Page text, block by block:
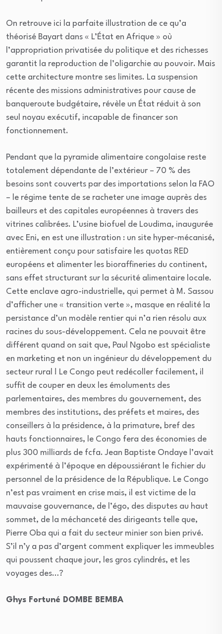
On retrouve ici la parfaite illustration de ce qu’a
théorisé Bayart dans « L’État en Afrique » où
l’appropriation privatisée du politique et des richesses
garantit la reproduction de l’oligarchie au pouvoir. Mais
cette architecture montre ses limites. La suspension
récente des missions administratives pour cause de
banqueroute budgétaire, révèle un État réduit à son
seul noyau exécutif, incapable de financer son
fonctionnement.
Pendant que la pyramide alimentaire congolaise reste
totalement dépendante de l’extérieur – 70 % des
besoins sont couverts par des importations selon la FAO
– le régime tente de se racheter une image auprès des
bailleurs et des capitales européennes à travers des
vitrines calibrées. L’usine biofuel de Loudima, inaugurée
avec Eni, en est une illustration : un site hyper-mécanisé,
entièrement conçu pour satisfaire les quotas RED
européens et alimenter les bioraffineries du continent,
sans effet structurant sur la sécurité alimentaire locale.
Cette enclave agro-industrielle, qui permet à M. Sassou
d’afficher une « transition verte », masque en réalité la
persistance d’un modèle rentier qui n’a rien résolu aux
racines du sous-développement. Cela ne pouvait être
différent quand on sait que, Paul Ngobo est spécialiste
en marketing et non un ingénieur du développement du
secteur rural ! Le Congo peut redécoller facilement, il
suffit de couper en deux les émoluments des
parlementaires, des membres du gouvernement, des
membres des institutions, des préfets et maires, des
conseillers à la présidence, à la primature, bref des
hauts fonctionnaires, le Congo fera des économies de
plus 300 milliards de fcfa. Jean Baptiste Ondaye l’avait
expérimenté à l’époque en dépoussiérant le fichier du
personnel de la présidence de la République. Le Congo
n’est pas vraiment en crise mais, il est victime de la
mauvaise gouvernance, de l’égo, des disputes au haut
sommet, de la méchanceté des dirigeants telle que,
Pierre Oba qui a fait du secteur minier son bien privé.
S’il n’y a pas d’argent comment expliquer les immeubles
qui poussent chaque jour, les gros cylindrés, et les
voyages des…?
Ghys Fortuné DOMBE BEMBA